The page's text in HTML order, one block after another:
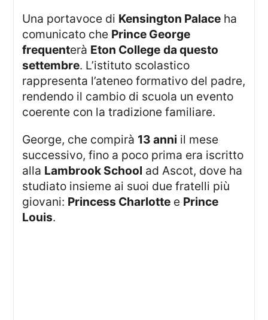
Una portavoce di Kensington Palace ha
comunicato che Prince George
frequenterà Eton College da questo
settembre. L’istituto scolastico
rappresenta l’ateneo formativo del padre,
rendendo il cambio di scuola un evento
coerente con la tradizione familiare.
George, che compirà 13 anni il mese
successivo, fino a poco prima era iscritto
alla Lambrook School ad Ascot, dove ha
studiato insieme ai suoi due fratelli più
giovani: Princess Charlotte e Prince
Louis.